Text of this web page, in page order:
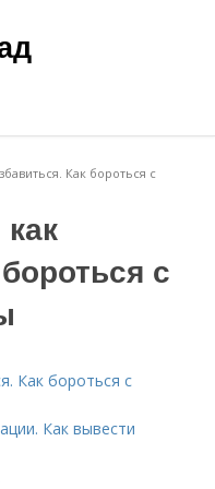
Как бороться с
с
Как бороться с
Как вывести